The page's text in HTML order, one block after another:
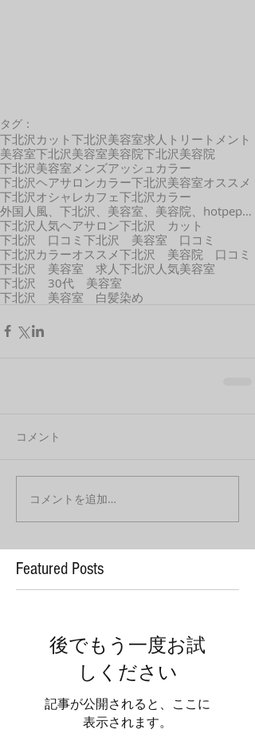
タグ：
下北沢カット 下北沢美容室求人 トリートメント
美容室下北沢美容室美容院下北沢美容院
下北沢美容室メンズアッシュカラー
下北沢ヘアサロンカラー下北沢美容室オススメ
下北沢オシャレカフェ下北沢カラー
外国人風、下北沢、美容室、美容院、hotpepper、口コミ、カット、カラー、外国人風、髪型
下北沢人気ヘアサロン下北沢 カット
下北沢 口コミ 下北沢 美容室 口コミ
下北沢カラーオススメ下北沢 美容院 口コミ
下北沢 美容室 求人 下北沢人気美容室
下北沢 30代 美容室
下北沢 美容室 白髪染め
コメント
コメントを追加…
Featured Posts
後でもう一度お試
しください
記事が公開されると、ここに
表示されます。